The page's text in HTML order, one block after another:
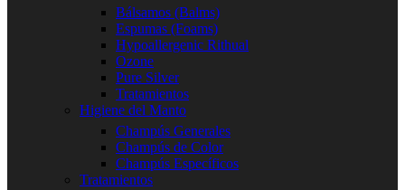
Bálsamos (Balms)
Espumas (Foams)
Hypoallergenic Rithual
Ozone
Pure Silver
Tratamientos
Higiene del Manto
Champús Generales
Champús de Color
Champús Específicos
Tratamientos